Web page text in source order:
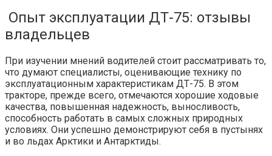
Опыт эксплуатации ДТ-75: отзывы
владельцев
При изучении мнений водителей стоит рассматривать то,
что думают специалисты, оценивающие технику по
эксплуатационным характеристикам ДТ-75. В этом
тракторе, прежде всего, отмечаются хорошие ходовые
качества, повышенная надежность, выносливость,
способность работать в самых сложных природных
условиях. Они успешно демонстрируют себя в пустынях
и во льдах Арктики и Антарктиды.